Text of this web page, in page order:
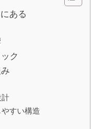
ある
ク
計
すい構造